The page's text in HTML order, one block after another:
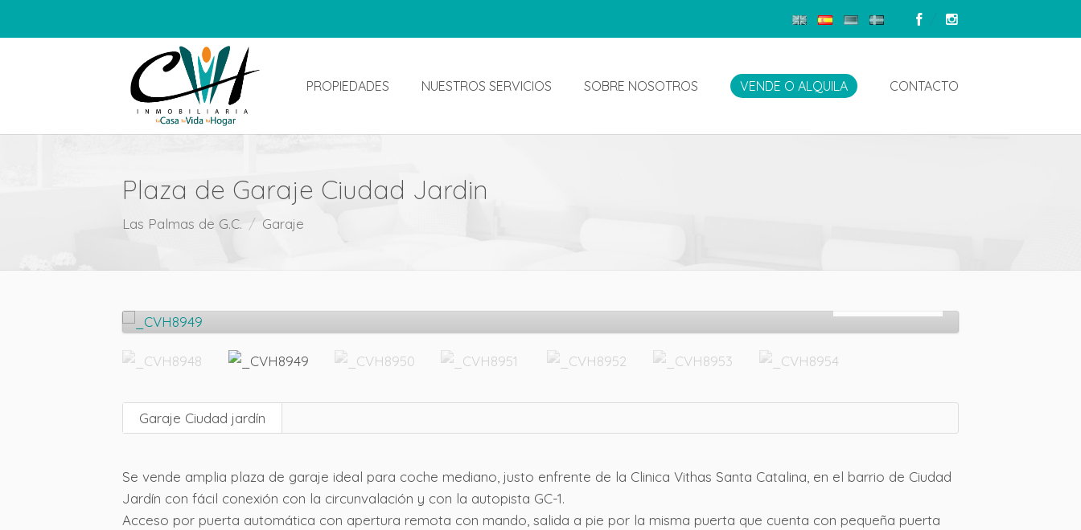
PROPIEDADES NUESTROS SERVICIOS SOBRE NOSOTROS VENDE O ALQUILA CONTACTO
Plaza de Garaje Ciudad Jardin
Las Palmas de G.C. Garaje
Garaje Ciudad jardín
Se vende amplia plaza de garaje ideal para coche mediano, justo enfrente de la Clinica Vithas Santa Catalina, en el barrio de Ciudad
Jardín con fácil conexión con la circunvalación y con la autopista GC-1.
Acceso por puerta automática con apertura remota con mando, salida a pie por la misma puerta que cuenta con pequeña puerta